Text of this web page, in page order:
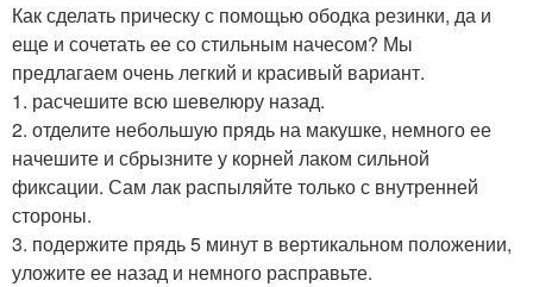
Как сделать прическу с помощью ободка резинки, да и
еще и сочетать ее со стильным начесом? Мы
предлагаем очень легкий и красивый вариант.
1. расчешите всю шевелюру назад.
2. отделите небольшую прядь на макушке, немного ее
начешите и сбрызните у корней лаком сильной
фиксации. Сам лак распыляйте только с внутренней
стороны.
3. подержите прядь 5 минут в вертикальном положении,
уложите ее назад и немного расправьте.